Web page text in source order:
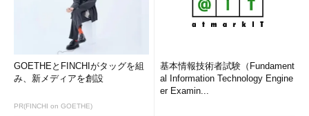
フルパスで表示できます（
）。この場合は、ツリー状では
なく「-l」オプションを使い、リスト形式で表示した方が見やす
くなるかもしれません。
コマンド実行例
lsblk -p
GOETHEとFINCHIがタッグを組
み、新メディアを創設
PR(FINCHI on GOETHE)
基本情報技術者試験（Fundament
al Information Technology Engine
er Examin...